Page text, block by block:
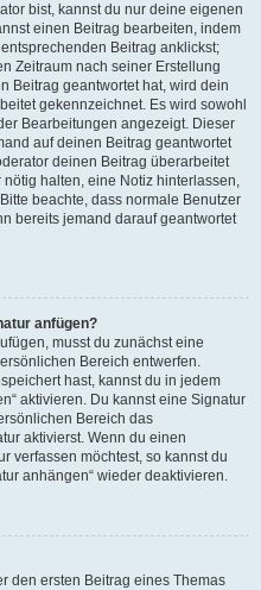
bist, kannst du nur deine eigenen
einen Beitrag bearbeiten, indem
Beitrag anklickst;
Zeitraum nach seiner Erstellung
Beitrag geantwortet hat, wird dein
gekennzeichnet. Es wird sowohl
Bearbeitungen angezeigt. Dieser
auf deinen Beitrag geantwortet
deinen Beitrag überarbeitet
halten, eine Notiz hinterlassen,
beachte, dass normale Benutzer
bereits jemand darauf geantwortet
anfügen?
musst du zunächst eine
Bereich entwerfen.
hast, kannst du in jedem
aktivieren. Du kannst eine Signatur
Bereich das
aktivierst. Wenn du einen
verfassen möchtest, so kannst du
anhängen“ wieder deaktivieren.
den ersten Beitrag eines Themas